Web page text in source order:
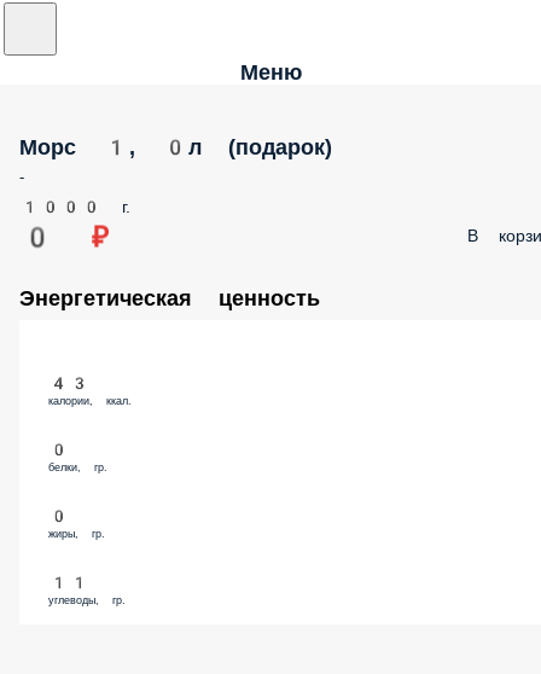
Меню
Морс 1, 0л (подарок)
-
1000 г.
0 ₽ В
Энергетическая ценность
43
калории, ккал.
0
белки, гр.
0
жиры, гр.
11
углеводы, гр.